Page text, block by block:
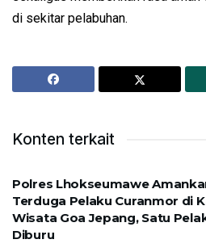
di sekitar pelabuhan.
Konten terkait
Polres Lhokseumawe
Terduga Pelaku Curanmor di
Wisata Goa Jepang, Satu
Diburu